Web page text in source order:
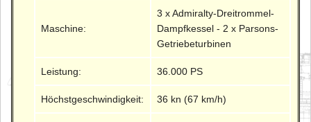
Maschine:
3 x Admiralty-Dreitrommel-
Dampfkessel - 2 x Parsons-
Getriebeturbinen
Leistung: 36.000 PS
Höchstgeschwindigkeit: 36 kn (67 km/h)